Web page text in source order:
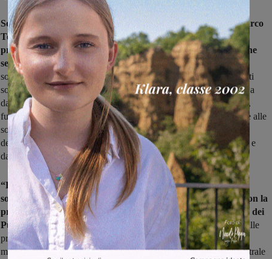
Soddisfazione è stata espressa dal Direttore generale ASL Marco
Torre per l’avvio di un’attività così rilevante non solo per il
presidio ospedaliero del Valdarno, ma per tutto il territorio che
serve. “L’ampliamento di una struttura come quella del pronto
soccorso, nodo strategico dell’assistenza ospedaliera, non va infatti
solo a completare un progetto di rinnovamento già intrapreso, ma a
dare compimento ad una visione di un pronto soccorso più sicuro,
funzionale e capace di rispondere in maniera efficiente ed efficace alle
sollecitazioni a cui ogni giorno è sottoposto, anche a seguito
dell’evoluzione della domanda di salute che proviene dai cittadini e
dalle cittadine”.
“La seconda fase del progetto di riorganizzazione del Pronto
soccorso dell’ospedale della Gruccia trova peraltro sinergia con la
progressiva attivazione, all’interno delle Case della comunità, dei
Punti di intervento rapido (PIR),
ambulatori avanzati dedicati alle
prestazioni sanitarie non differibili con accesso prioritariamente
mediato da Numero Europeo Armonizzato (NEA) 116117, la centrale